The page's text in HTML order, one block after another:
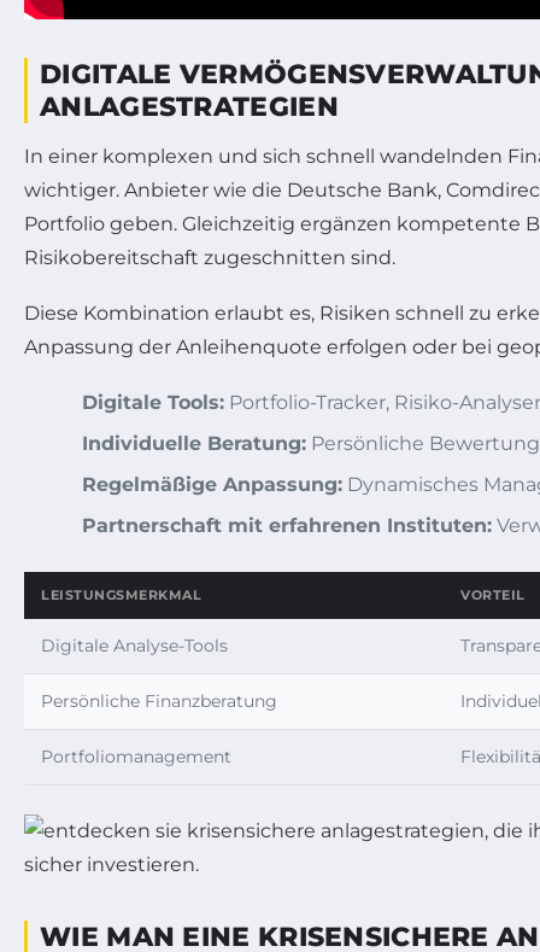
DIGITALE
ANLAGESTRATEGIEN
In einer komplexen und sich schnell wandelnden
wichtiger. Anbieter wie die Deutsche Bank,
Portfolio geben. Gleichzeitig ergänzen kompetente
Risikobereitschaft zugeschnitten sind.
Diese Kombination erlaubt es, Risiken schnell zu
Anpassung der Anleihenquote erfolgen oder bei
Digitale Tools: Portfolio-Tracker, Risiko-
Individuelle Beratung: Persönliche
Regelmäßige Anpassung: Dynamisches
Partnerschaft mit erfahrenen Instituten:
LEISTUNGSMERKMAL VORTEIL
Digitale Analyse-Tools
Persönliche Finanzberatung
Portfoliomanagement
WIE MAN EINE KRISENSICHERE